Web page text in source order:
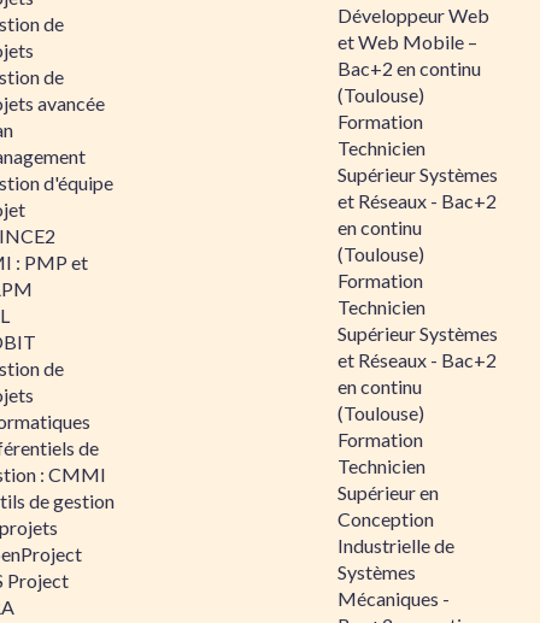
de
de
avancée
d'équipe
: PMP et
de
de
: CMMI
de gestion
Project
Développeur Web
et Web Mobile –
Bac+2 en continu
(Toulouse)
Formation
Technicien
Supérieur Systèmes
et Réseaux - Bac+2
en continu
(Toulouse)
Formation
Technicien
Supérieur Systèmes
et Réseaux - Bac+2
en continu
(Toulouse)
Formation
Technicien
Supérieur en
Conception
Industrielle de
Systèmes
Mécaniques -